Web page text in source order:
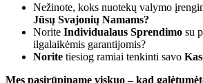
Nežinote, koks nuotekų valymo
Jūsų Svajonių Namams?
Norite Individualaus Sprendimo su
ilgalaikėmis garantijomis?
Norite tiesiog ramiai tenkinti savo
Mes pasirūpiname viskuo – kad